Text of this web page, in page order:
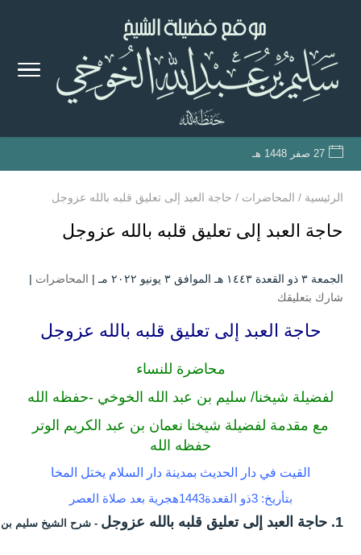
27 صفر 1448 هـ
الرئيسية / المحاضرات / حاجة العبد إلى تعليق قلبه بالله عزوجل
حاجة العبد إلى تعليق قلبه بالله عزوجل
الجمعة ۳ ذو القعدة ۱٤٤۳ هـ الموافق ۳ يونيو ۲۰۲۲ مـ | المحاضرات |
شارك بتعليقك
حاجة العبد إلى تعليق قلبه بالله عزوجل
محاضرة للنساء
لفضيلة شيخنا/ سليم بن عبد الله الخوخي -حفظه الله
مع مقدمة لفضيلة شيخنا نعمان بن عبد الكريم الوتر
حفظه الله
القيت في دار الحديث بمدينة دار السلام يختل المخا
بتأريخ: 3ذو القعدة1443هجرية بعد صلاة العصر
1. حاجة العبد إلى تعليق قلبه بالله عزوجل - شرح الشيخ سليم بن